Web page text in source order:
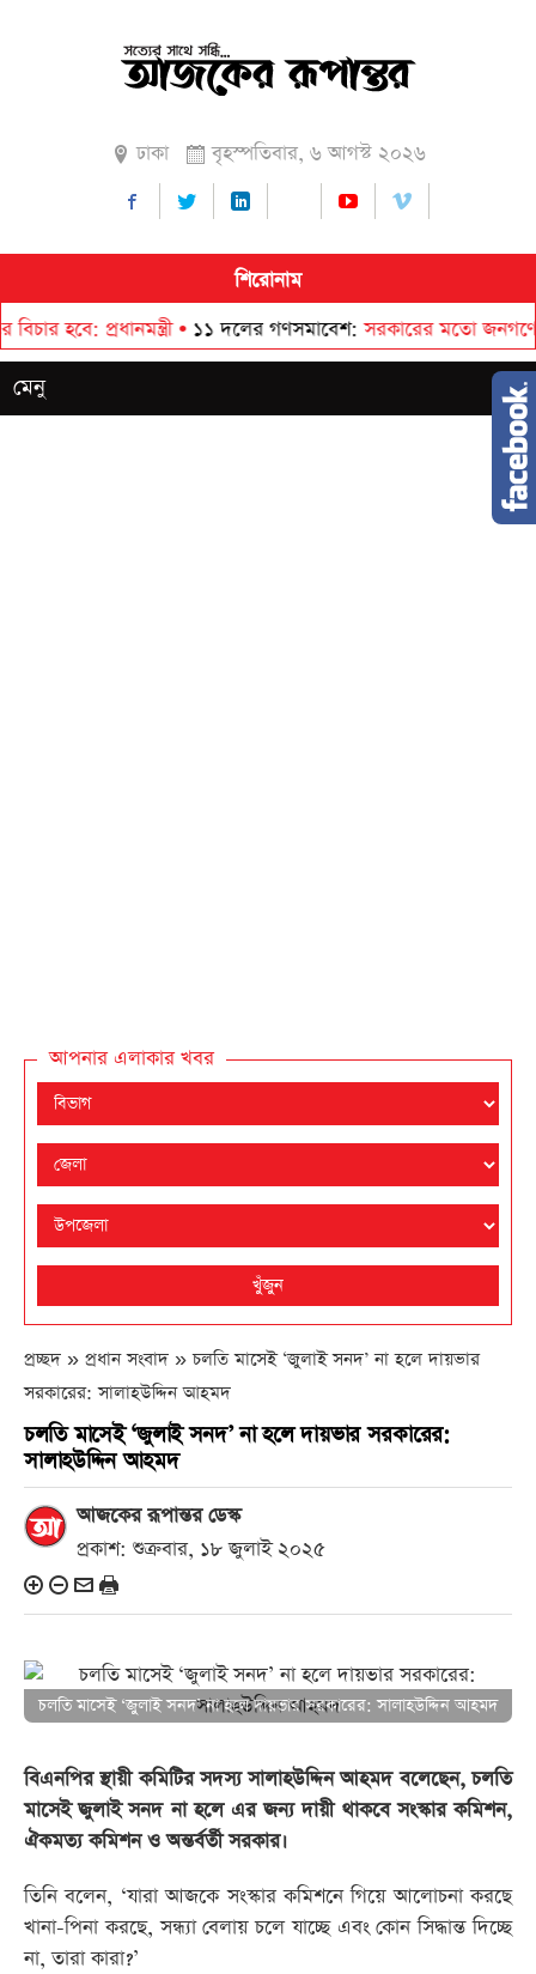
ঢাকা বৃহস্পতিবার, ৬ আগস্ট ২০২৬
শিরোনাম
প্রধানমন্ত্রী•১১ দলের গণসমাবেশ সরকারের মতো জনগণের
মেনু
আপনার এলাকার খবর
খুঁজুন
প্রচ্ছদ » প্রধান সংবাদ »চলতি মাসেই ‘জুলাই সনদ’ না হলে দায়ভার
সরকারের: সালাহউদ্দিন আহমদ
চলতি মাসেই ‘জুলাই সনদ’ না হলে দায়ভার সরকারের:
সালাহউদ্দিন আহমদ
আজকের রূপান্তর ডেস্ক
প্রকাশ: শুক্রবার, ১৮ জুলাই ২০২৫
চলতি মাসেই ‘জুলাই সনদ’ না হলে দায়ভার সরকারের: সালাহউদ্দিন আহমদ
বিএনপির স্থায়ী কমিটির সদস্য সালাহউদ্দিন আহমদ বলেছেন, চলতি
মাসেই জুলাই সনদ না হলে এর জন্য দায়ী থাকবে সংস্কার কমিশন,
ঐকমত্য কমিশন ও অন্তর্বর্তী সরকার।
তিনি বলেন, ‘যারা আজকে সংস্কার কমিশনে গিয়ে আলোচনা করছে
খানা-পিনা করছে, সন্ধ্যা বেলায় চলে যাচ্ছে এবং কোন সিদ্ধান্ত দিচ্ছে
না, তারা কারা?’